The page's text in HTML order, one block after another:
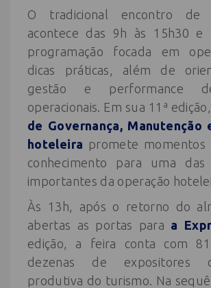
O tradicional encontro de
acontece das 9h às 15h30 e
programação focada em
dicas práticas, além de
gestão e performance
operacionais. Em sua 11ª
de Governança, Manutenção
hoteleira promete
conhecimento para uma das
importantes da operação
Às 13h, após o retorno do
abertas as portas para a
edição, a feira conta com
dezenas de expositores
produtiva do turismo. Na